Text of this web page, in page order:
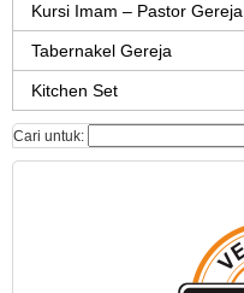
Kursi Imam – Pastor Gereja
Tabernakel Gereja
Kitchen Set
Cari untuk: